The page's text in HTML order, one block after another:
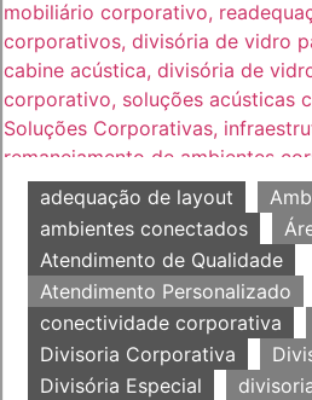
adequação de layout
ambientes conectados
Atendimento de Qualidade
Atendimento Personalizado
conectividade corporativa
Divisoria Corporativa
Divisória Especial